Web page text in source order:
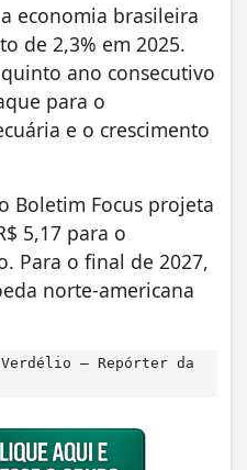
economia brasileira
de 2,3% em 2025.
ano consecutivo
para o
e o crescimento
Boletim Focus projeta
5,17 para o
Para o final de 2027,
norte-americana
– Repórter da